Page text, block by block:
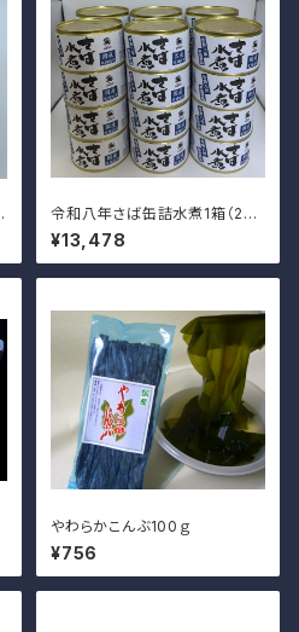
令和八年さば缶詰水煮1箱（24
缶入）
¥13,478
やわらかこんぶ100ｇ
¥756